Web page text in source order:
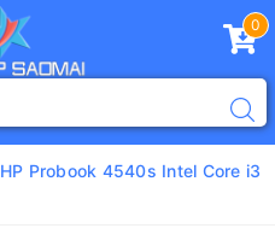
0
HP Probook 4540s Intel Core i3